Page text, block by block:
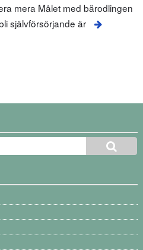
mera Målet med bärodlingen
självförsörjande är